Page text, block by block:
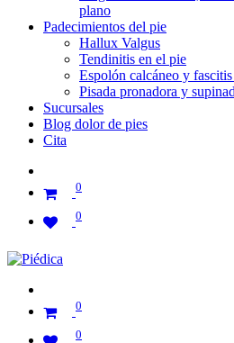
plano
Padecimientos del pie
Hallux Valgus
Tendinitis en el pie
Espolón calcáneo y
Pisada pronadora y
Sucursales
Blog dolor de pies
Cita
0
0
0
0